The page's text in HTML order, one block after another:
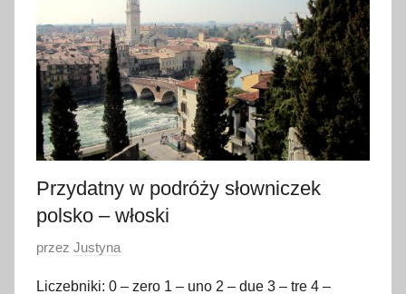
y
c
z
n
a
2
2
1
Przydatny w podróży słowniczek
polsko – włoski
O
przez Justyna
Liczebniki: 0 – zero 1 – uno 2 – due 3 – tre 4 –